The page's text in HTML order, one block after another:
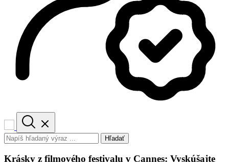
Hľadať
Krásky z filmového festivalu v Cannes: Vyskúšajte